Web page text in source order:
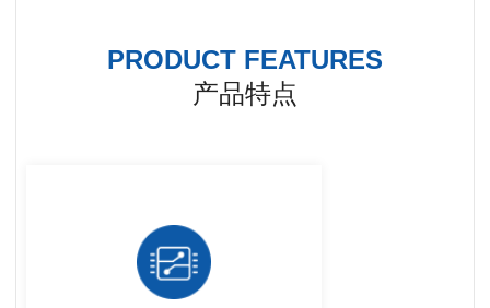
PRODUCT FEATURES
产品特点